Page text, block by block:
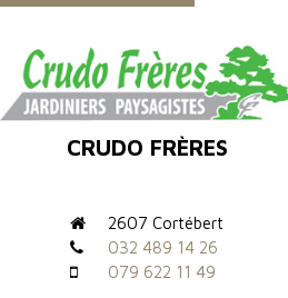
CRUDO FRÈRES
2607 Cortébert
032 489 14 26
079 622 11 49